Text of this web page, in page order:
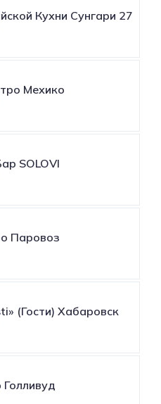
Кухни Сунгари 27
Мехико
SOLOVI
Паровоз
(Гости) Хабаровск
Голливуд